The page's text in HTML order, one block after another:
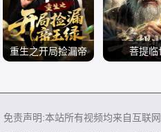
重生之开局捡漏帝
/
菩提临
/
免责声明:本站所有视频均来自互联